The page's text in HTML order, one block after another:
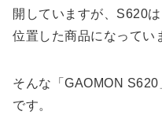
開していますが、S620
位置した商品になってい
そんな「GAOMON
です。